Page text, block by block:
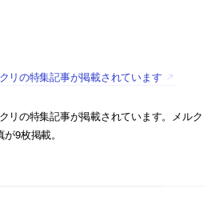
リの特集記事が掲載されています
リの特集記事が掲載されています。メルク
9枚掲載。